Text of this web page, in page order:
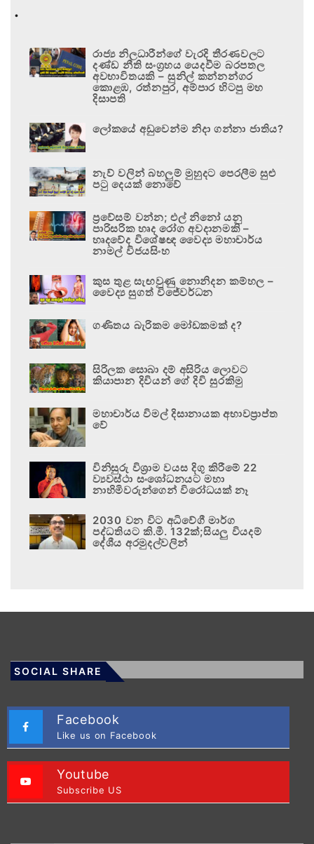
.
රාජ්‍ය නිලධාරීන්ගේ වැරදි තීරණවලට
දණ්ඩ නීති සංග්‍රහය යෙදවීම බරපතල
අවභාවිතයකි – සුනිල් කන්නන්ගර
කොළඹ, රත්නපුර, අම්පාර හිටපු මහ
දිසාපති
ලෝකයේ අඩුවෙන්ම නිදා ගන්නා ජාතිය?
නැව් වලින් බහලුම් මුහුදට පෙරලීම සුළු
පටු දෙයක් නොවේ
ප්‍රවේසම් වන්න; එල් නිනෝ යනු
පාරිසරික හෘද රෝග අවදානමකි –
හෘදවේද විශේෂඥ වෛද්‍ය මහාචාර්ය
නාමල් විජයසිංහ
කුස තුළ සැඟවුණු නොනිදන කම්හල –
වෛද්‍ය සුගත් විජේවර්ධන
ගණිතය බැරිකම මෝඩකමක් ද?
සිරිලක සොබා දම් අසිරිය ලොවට
කියාපාන දිවියන් ගේ දිවි සුරකිමු
මහාචාර්ය විමල් දිසානායක අභාවප්‍රාප්ත
වේ
විනිසුරු විශ්‍රාම වයස දිගු කිරීමේ 22
ව්‍යවස්ථා සංශෝධනයට මහා
නාහිමිවරුන්ගෙන් විරෝධයක් නෑ
2030 වන විට අධිවේගී මාර්ග
පද්ධතියට කි.මී. 132ක්;සියලු වියදම්
දේශීය අරමුදල්වලින්
SOCIAL SHARE
Facebook
Like us on Facebook
Youtube
Subscribe US